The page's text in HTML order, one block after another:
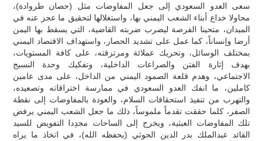
سعى العدو السعودي إلى جعل المفاوضات مثل (حصان طروادة)،
محاولا خداع أبناء الشعب اليمني بها، واستغلالها لتحقيق ما عجز عنه في
الميدان، متحينا الفرصة ليضرب ضربته القاضية، التي يسقط بها اليمن
أرضا وإنساناً، كما عمل على تشديد الحصار، واستهداف الاقتصاد اليمني
بمختلف الوسائل، وتحريك عملائة ومرتزقته، على كافة المستويات،
بهدف إثارة الفتن والصراعات الداخلية، وتفكيك وحدة النسيج
الاجتماعي، وهدم قلعة الصمود اليمني من الداخل، على مدى عامين
كاملين، ما انفك العدو السعودي في ممارسة اختراقاته وتصعيده،
والتهرب من تنفيذ استحقاقات السلام، والعودة بالمفاوضات إلى نقطة
الصفر، كلما حققت تقدماً ملموساً، ذلك ما جعل الشعب اليمني يرفض
تلك المفاوضات العبثية، ويخرج إلى الساحات مجدِدا التفويض للسيد
القائد عبدالملك بدر الدين الحوثي (يحفظه الله)، في اتخاذ ما يراه